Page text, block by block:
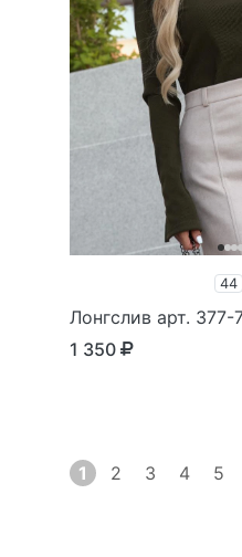
44
Лонгслив арт. 377-
1 350
1 2 3 4 5